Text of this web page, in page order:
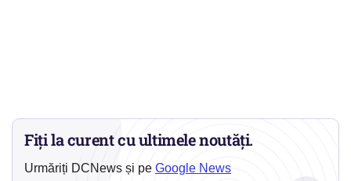
Fiți la curent cu ultimele noutăți.
Urmăriți DCNews și pe Google News